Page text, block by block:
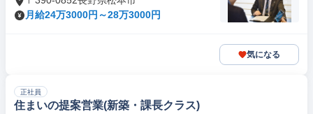
月給24万3000円～28万3000円
気になる
正社員
住まいの提案営業(新築・課長クラス)